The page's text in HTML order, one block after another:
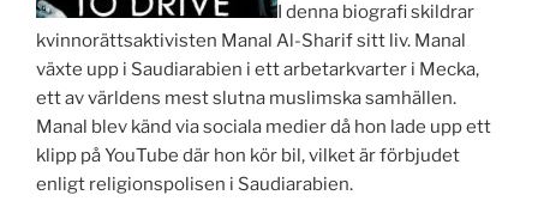
I denna biografi skildrar
kvinnorättsaktivisten Manal Al-Sharif sitt liv. Manal
växte upp i Saudiarabien i ett arbetarkvarter i Mecka,
ett av världens mest slutna muslimska samhällen.
Manal blev känd via sociala medier då hon lade upp ett
klipp på YouTube där hon kör bil, vilket är förbjudet
enligt religionspolisen i Saudiarabien.